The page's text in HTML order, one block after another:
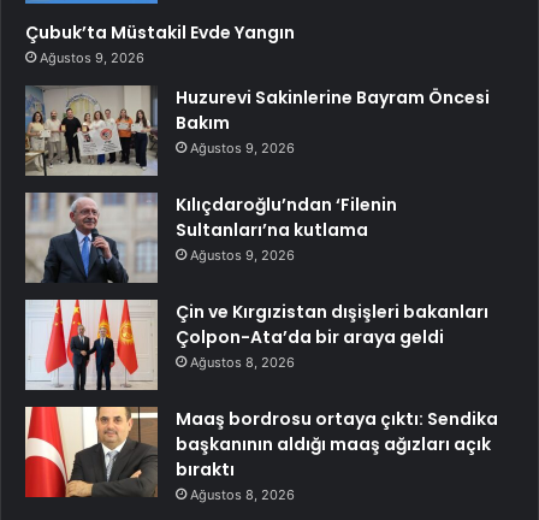
Çubuk’ta Müstakil Evde Yangın
Ağustos 9, 2026
Huzurevi Sakinlerine Bayram Öncesi
Bakım
Ağustos 9, 2026
Kılıçdaroğlu’ndan ‘Filenin
Sultanları’na kutlama
Ağustos 9, 2026
Çin ve Kırgızistan dışişleri bakanları
Çolpon-Ata’da bir araya geldi
Ağustos 8, 2026
Maaş bordrosu ortaya çıktı: Sendika
başkanının aldığı maaş ağızları açık
bıraktı
Ağustos 8, 2026